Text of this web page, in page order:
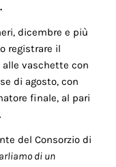
dicembre e più
registrare il
vaschette con
di agosto, con
finale, al pari
del Consorzio di
di un